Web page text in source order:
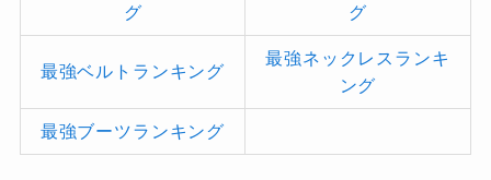
グ
グ
最強ベルトランキング
最強ネックレスランキ
ング
最強ブーツランキング